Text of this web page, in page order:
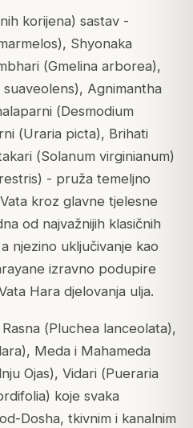
korijena) sastav -
), Shyonaka
(Gmelina arborea),
), Agnimantha
(Desmodium
(Uraria picta), Brihati
(Solanum virginianum)
) - pruža temeljno
kroz glavne tjelesne
od najvažnijih klasičnih
njezino uključivanje kao
izravno podupire
Hara djelovanja ulja.
(Pluchea lanceolata),
), Meda i Mahameda
Ojas), Vidari (Pueraria
) koje svaka
Dosha, tkivnim i kanalnim